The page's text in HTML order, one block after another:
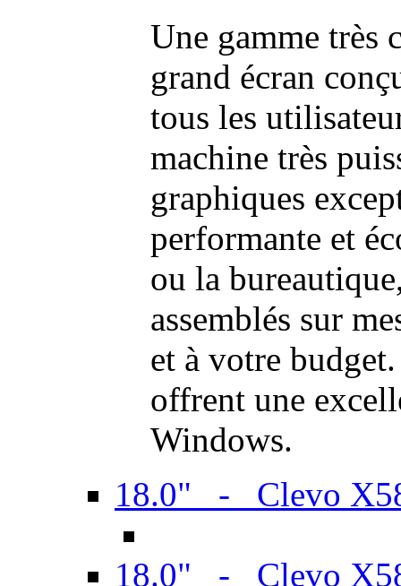
Une gamme très
grand écran
tous les
machine très
graphiques
performante et
ou la
assemblés sur
et à votre
offrent une
Windows.
18.0" - Clevo
18.0" - Clevo